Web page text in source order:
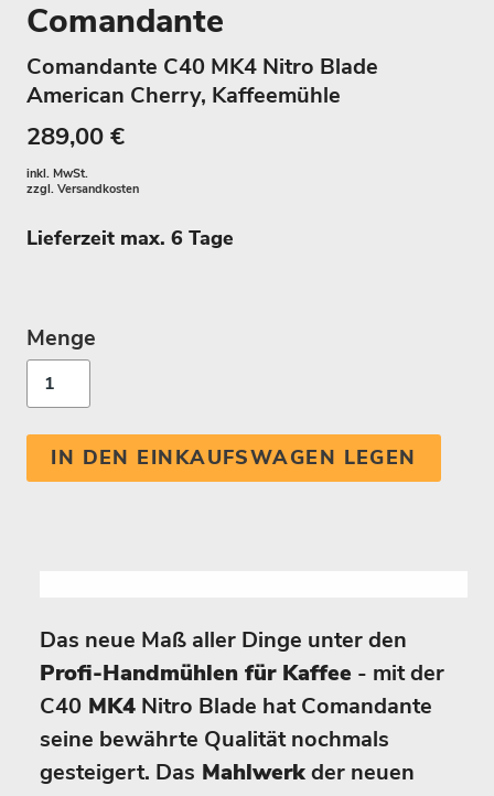
Comandante
Comandante C40 MK4 Nitro Blade
American Cherry, Kaffeemühle
289,00 €
inkl. MwSt.
zzgl. Versandkosten
Lieferzeit max. 6 Tage
Menge
IN DEN EINKAUFSWAGEN LEGEN
Das neue Maß aller Dinge unter den
Profi-Handmühlen für Kaffee - mit der
C40 MK4 Nitro Blade hat Comandante
seine bewährte Qualität nochmals
gesteigert. Das Mahlwerkder neuen